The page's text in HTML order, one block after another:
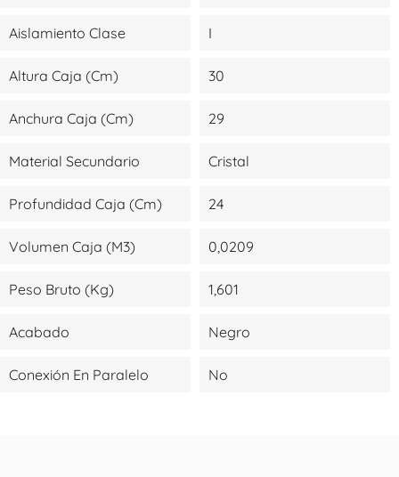
Aislamiento Clase I
Altura Caja (cm) 30
Anchura Caja (cm) 29
Material Secundario Cristal
Profundidad Caja (cm) 24
Volumen Caja (m3) 0,0209
Peso Bruto (kg) 1,601
Acabado Negro
Conexión En Paralelo No